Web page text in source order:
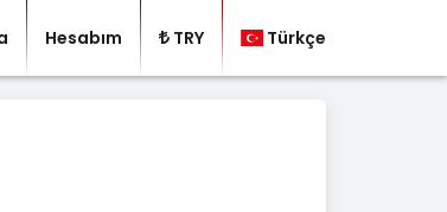
Hesabım TRY Türkçe